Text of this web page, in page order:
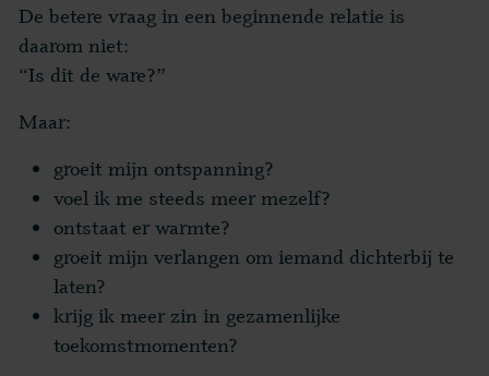
De betere vraag in een beginnende relatie is
daarom niet:
“Is dit de ware?”
Maar:
groeit mijn ontspanning?
voel ik me steeds meer mezelf?
ontstaat er warmte?
groeit mijn verlangen om iemand dichterbij te
laten?
krijg ik meer zin in gezamenlijke
toekomstmomenten?